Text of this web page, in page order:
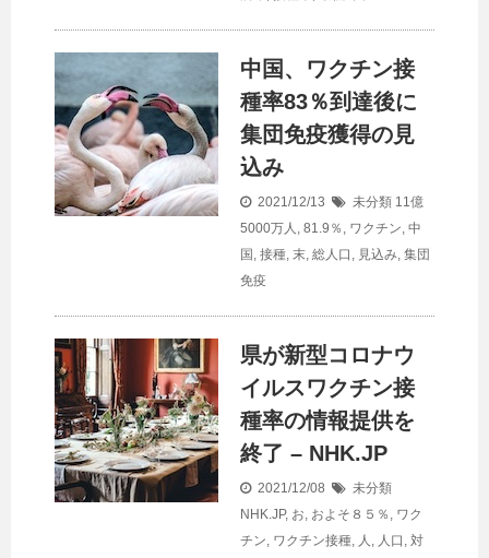
中国、ワクチン接
種率83％到達後に
集団免疫獲得の見
込み
2021/12/13 未分類 11億
5000万人 , 81.9％ , ワクチン, 中
国 , 接種, 末, 総人口 , 見込み, 集団
免疫
県が新型コロナウ
イルスワクチン接
種率の情報提供を
終了 – NHK.JP
2021/12/08
未分類
NHK.JP, お, およそ８５％ , ワク
チン, ワクチン接種, 人 , 人口 , 対